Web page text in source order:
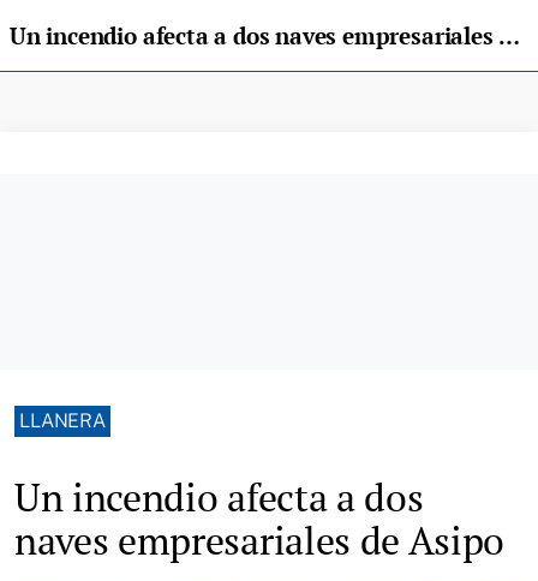
Un incendio afecta a dos naves empresariales de Asipo
LLANERA
Un incendio afecta a dos
naves empresariales de Asipo